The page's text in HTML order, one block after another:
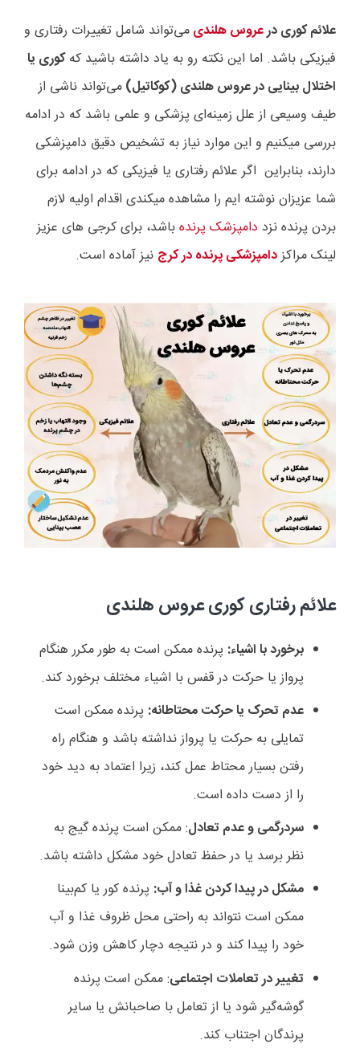
علائم کوری درعروس هلندیمی‌تواند شامل تغییرات رفتاری و
فیزیکی باشد. اما این نکته رو به یاد داشته باشید کهکوری یا
اختلال بینایی در عروس هلندی (کوکاتیل)می‌تواند ناشی از
طیف وسیعی از علل زمینه‌ای پزشکی و علمی باشد که در ادامه
بررسی میکنیم و این موارد نیاز به تشخیص دقیق دامپزشکی
دارند، بنابراین اگر علائم رفتاری یا فیزیکی که در ادامه برای
شما عزیزان نوشته ایم را مشاهده میکندی اقدام اولیه لازم
بردن پرنده نزد دامپزشک پرندهباشد، برای کرجی های عزیز
لینک مراکزدامپزشکی پرنده در کرج نیز آماده است.
علائم رفتاری کوری عروس هلندی
برخورد با اشیاء: پرنده ممکن است به طور مکرر هنگام
پرواز یا حرکت در قفس با اشیاء مختلف برخورد کند.
عدم تحرک یا حرکت محتاطانه: پرنده ممکن است
تمایلی به حرکت یا پرواز نداشته باشد و هنگام راه
رفتن بسیار محتاط عمل کند، زیرا اعتماد به دید خود
را از دست داده است.
سردرگمی و عدم تعادل: ممکن است پرنده گیج به
نظر برسد یا در حفظ تعادل خود مشکل داشته باشد.
مشکل در پیدا کردن غذا و آب: پرنده کور یا کم‌بینا
ممکن است نتواند به راحتی محل ظروف غذا و آب
خود را پیدا کند و در نتیجه دچار کاهش وزن شود.
تغییر در تعاملات اجتماعی: ممکن است پرنده
گوشه‌گیر شود یا از تعامل با صاحبانش یا سایر
پرندگان اجتناب کند.